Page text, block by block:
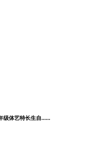
级体艺特长生自......